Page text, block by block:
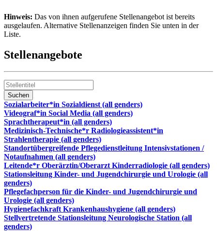
Hinweis: Das von ihnen aufgerufene Stellenangebot ist bereits
ausgelaufen. Alternative Stellenanzeigen finden Sie unten in der
Liste.
Stellenangebote
Sozialarbeiter*in Sozialdienst (all genders)
Videograf*in Social Media (all genders)
Sprachtherapeut*in (all genders)
Medizinisch-Technische*r Radiologieassistent*in
Strahlentherapie (all genders)
Standortübergreifende Pflegedienstleitung Intensivstationen /
Notaufnahmen (all genders)
Leitende*r Oberärztin/Oberarzt Kinderradiologie (all genders)
Stationsleitung Kinder- und Jugendchirurgie und Urologie (all
genders)
Pflegefachperson für die Kinder- und Jugendchirurgie und
Urologie (all genders)
Hygienefachkraft Krankenhaushygiene (all genders)
Stellvertretende Stationsleitung Neurologische Station (all
genders)